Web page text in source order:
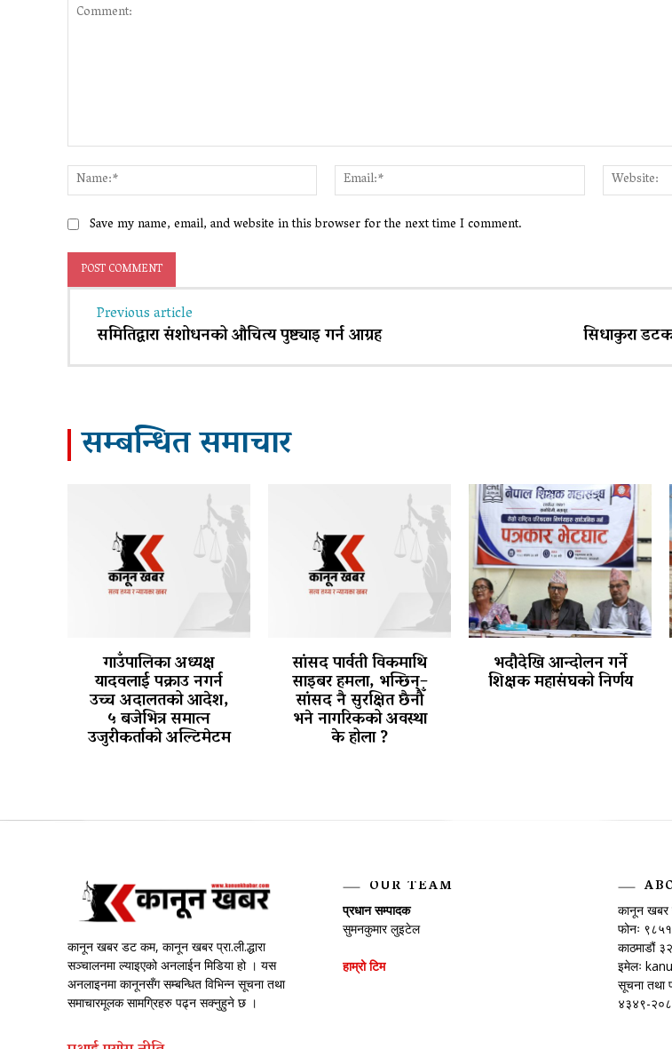
Name:*
Email:*
Save my name, email, and website in this browser for the next time I comment.
Previous article
समितिद्वारा संशोधनको औचित्य पुष्ट्याइ गर्न आग्रह सिधाकुरा
सम्बन्धित समाचार
गाउँपालिका अध्यक्ष
यादवलाई पक्राउ नगर्न
उच्च अदालतको आदेश,
५ बजेभित्र समात्न
उजुरीकर्ताको अल्टिमेटम
सांसद पार्वती विकमाथि
साइबर हमला, भन्छिन्–
सांसद नै सुरक्षित छैनौँ
भने नागरिकको अवस्था
के होला ?
भदौदेखि आन्दोलन गर्ने
शिक्षक महासंघको निर्णय
कानून खबर डट कम, कानून खबर प्रा.ली.द्धारा
सञ्चालनमा ल्याइएको अनलाईन मिडिया हो । यस
अनलाइनमा कानूनसँग सम्बन्धित विभिन्न सूचना तथा
समाचारमूलक सामग्रिहरु पढ्न सक्नुहुने छ ।
OUR TEAM
प्रधान सम्पादक
सुमनकुमार लुइटेल
हाम्रो टिम
कानून खबर
फोनः
काठमाडौं
इमेलः
सूचना तथा
४३४९-